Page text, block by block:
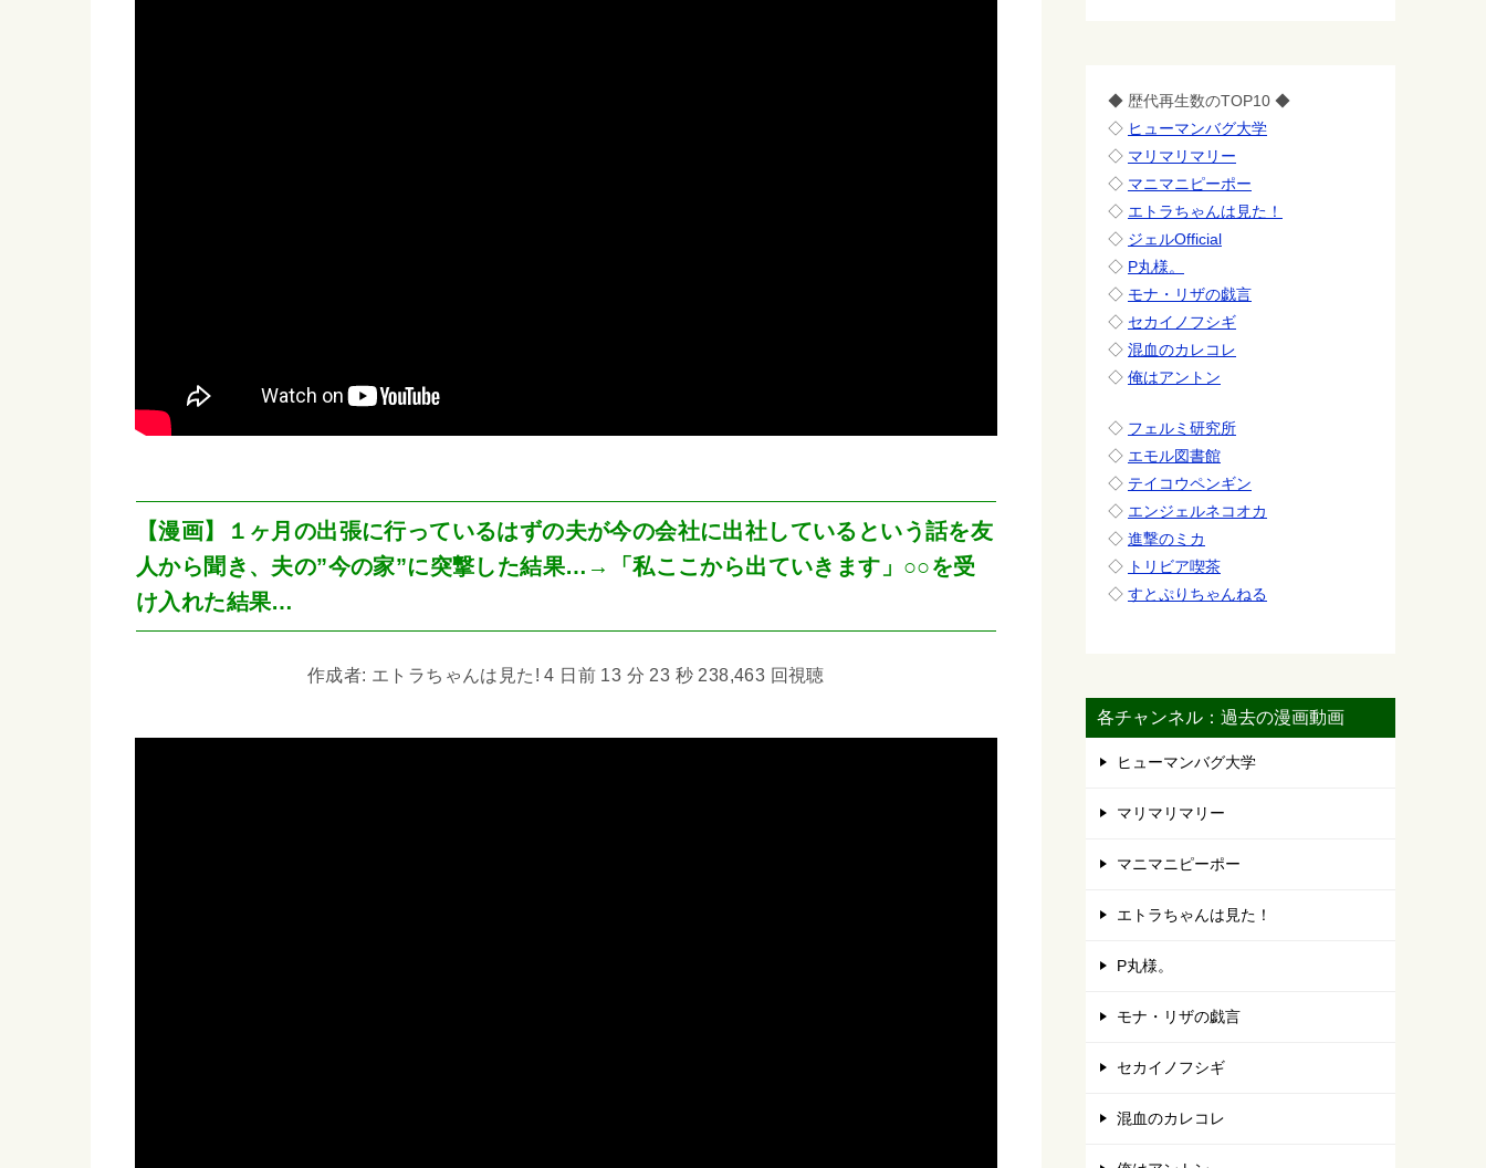
【漫画】１ヶ月の出張に行っているはずの夫が今の会社に出社しているという話を友
人から聞き、夫の”今の家”に突撃した結果…→「私ここから出ていきます」○○を受
け入れた結果…
作成者: エトラちゃんは見た! 4 日前 13 分 23 秒 238,463 回視聴
◆ 歴代再生数のTOP10 ◆
◇ ヒューマンバグ大学
◇ マリマリマリー
◇ マニマニピーポー
◇ エトラちゃんは見た！
◇ ジェルOfficial
◇ P丸様。
◇ モナ・リザの戯言
◇ セカイノフシギ
◇ 混血のカレコレ
◇ 俺はアントン
◇ フェルミ研究所
◇ エモル図書館
◇ テイコウペンギン
◇ エンジェルネコオカ
◇ 進撃のミカ
◇ トリビア喫茶
◇ すとぷりちゃんねる
各チャンネル：過去の漫画動画
ヒューマンバグ大学
マリマリマリー
マニマニピーポー
エトラちゃんは見た！
P丸様。
モナ・リザの戯言
セカイノフシギ
混血のカレコレ